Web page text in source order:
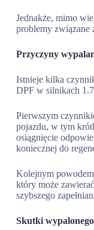
Jednakże, mimo
problemy związane
Przyczyny
Istnieje kilka
DPF w silnikach
Pierwszym
pojazdu, w tym
osiągnięcie
koniecznej do
Kolejnym
który może
szybszego
Skutki